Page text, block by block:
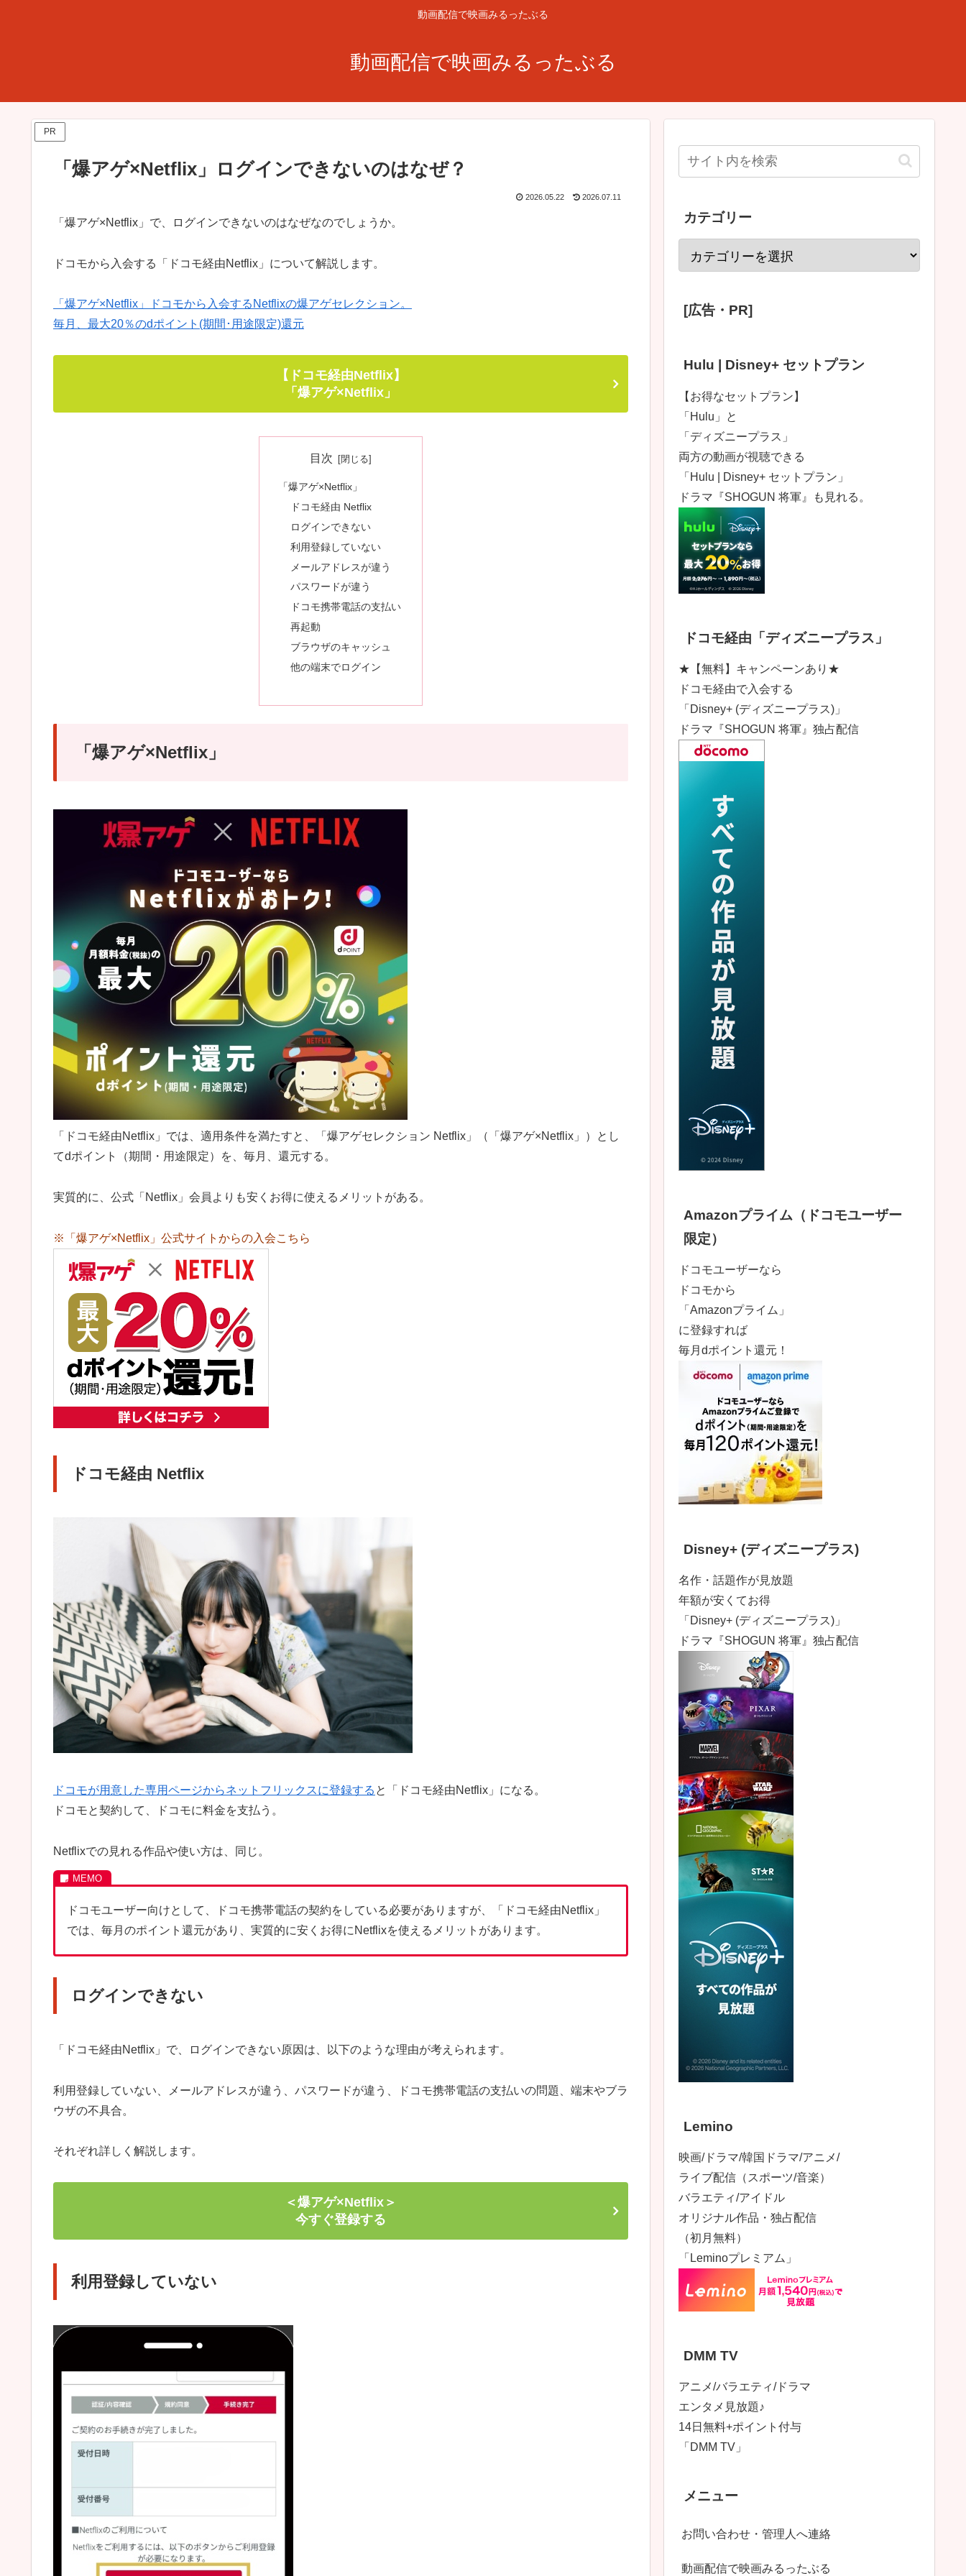
動画配信で映画みるったぶる
動画配信で映画みるったぶる
PR
「爆アゲ×Netflix」ログインできないのはなぜ？
2026.05.22 2026.07.11
「爆アゲ×Netflix」で、ログインできないのはなぜなのでしょうか。
ドコモから入会する「ドコモ経由Netflix」について解説します。
「爆アゲ×Netflix」ドコモから入会するNetflixの爆アゲセレクション。
毎月、最大20％のdポイント(期間･用途限定)還元
【ドコモ経由Netflix】
「爆アゲ×Netflix」
目次
「爆アゲ×Netflix」
ドコモ経由 Netflix
ログインできない
利用登録していない
メールアドレスが違う
パスワードが違う
ドコモ携帯電話の支払い
再起動
ブラウザのキャッシュ
他の端末でログイン
「爆アゲ×Netflix」
「ドコモ経由Netflix」では、適用条件を満たすと、「爆アゲセレクション Netflix」（「爆アゲ×Netflix」）とし
てdポイント（期間・用途限定）を、毎月、還元する。
実質的に、公式「Netflix」会員よりも安くお得に使えるメリットがある。
※「爆アゲ×Netflix」公式サイトからの入会こちら
ドコモ経由 Netflix
ドコモが用意した専用ページからネットフリックスに登録する と「ドコモ経由Netflix」になる。
ドコモと契約して、ドコモに料金を支払う。
Netflixでの見れる作品や使い方は、同じ。
ドコモユーザー向けとして、ドコモ携帯電話の契約をしている必要がありますが、「ドコモ経由Netflix」
では、毎月のポイント還元があり、実質的に安くお得にNetflixを使えるメリットがあります。
ログインできない
「ドコモ経由Netflix」で、ログインできない原因は、以下のような理由が考えられます。
利用登録していない、メールアドレスが違う、パスワードが違う、ドコモ携帯電話の支払いの問題、端末やブラ
ウザの不具合。
それぞれ詳しく解説します。
＜爆アゲ×Netflix＞
今すぐ登録する
利用登録していない
カテゴリー
[広告・PR]
Hulu | Disney+ セットプラン
【お得なセットプラン】
「Hulu」と
「ディズニープラス」
両方の動画が視聴できる
「Hulu | Disney+ セットプラン」
ドラマ『SHOGUN 将軍』も見れる。
ドコモ経由「ディズニープラス」
★【無料】キャンペーンあり★
ドコモ経由で入会する
「Disney+ (ディズニープラス)」
ドラマ『SHOGUN 将軍』独占配信
Amazonプライム（ドコモユーザー
限定）
ドコモユーザーなら
ドコモから
「Amazonプライム」
に登録すれば
毎月dポイント還元！
Disney+ (ディズニープラス)
名作・話題作が見放題
年額が安くてお得
「Disney+ (ディズニープラス)」
ドラマ『SHOGUN 将軍』独占配信
Lemino
映画/ドラマ/韓国ドラマ/アニメ/
ライブ配信（スポーツ/音楽）
バラエティ/アイドル
オリジナル作品・独占配信
（初月無料）
「Leminoプレミアム」
DMM TV
アニメ/バラエティ/ドラマ
エンタメ見放題♪
14日無料+ポイント付与
「DMM TV」
メニュー
お問い合わせ・管理人へ連絡
動画配信で映画みるったぶる